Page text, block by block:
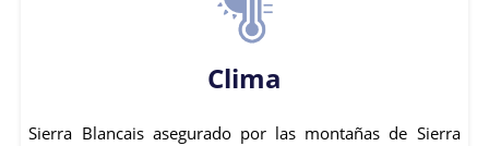
Clima
Sierra Blancais asegurado por las montañas de Sierra